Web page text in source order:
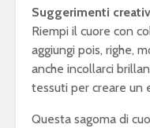
Suggerimenti
Riempi il cuore con
aggiungi pois, righe,
anche incollarci
tessuti per creare un
Questa sagoma di